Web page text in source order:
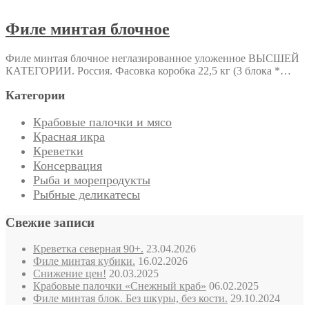
Филе минтая блочное
Филе минтая блочное неглазированное уложенное ВЫСШЕЙ
КАТЕГОРИИ. Россия. Фасовка коробка 22,5 кг (3 блока *…
Категории
Крабовые палочки и мясо
Красная икра
Креветки
Консервация
Рыба и морепродукты
Рыбные деликатесы
Свежие записи
Креветка северная 90+. 23.04.2026
Филе минтая кубики. 16.02.2026
Снижение цен! 20.03.2025
Крабовые палочки «Снежный краб» 06.02.2025
Филе минтая блок. Без шкуры, без кости. 29.10.2024